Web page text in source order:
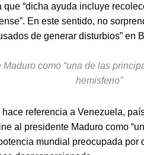
que “dicha ayuda incluye
En este sentido, no
de generar disturbios” en
como “una de las
hemisferio”
referencia a Venezuela,
al presidente Maduro como
mundial preocupada